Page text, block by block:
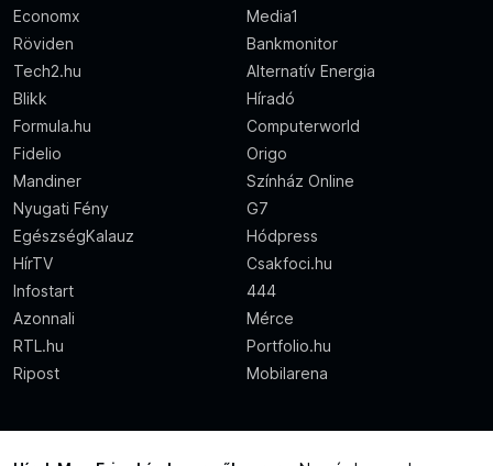
Economx
Media1
Röviden
Bankmonitor
Tech2.hu
Alternatív Energia
Blikk
Híradó
Formula.hu
Computerworld
Fidelio
Origo
Mandiner
Színház Online
Nyugati Fény
G7
EgészségKalauz
Hódpress
HírTV
Csakfoci.hu
Infostart
444
Azonnali
Mérce
RTL.hu
Portfolio.hu
Ripost
Mobilarena